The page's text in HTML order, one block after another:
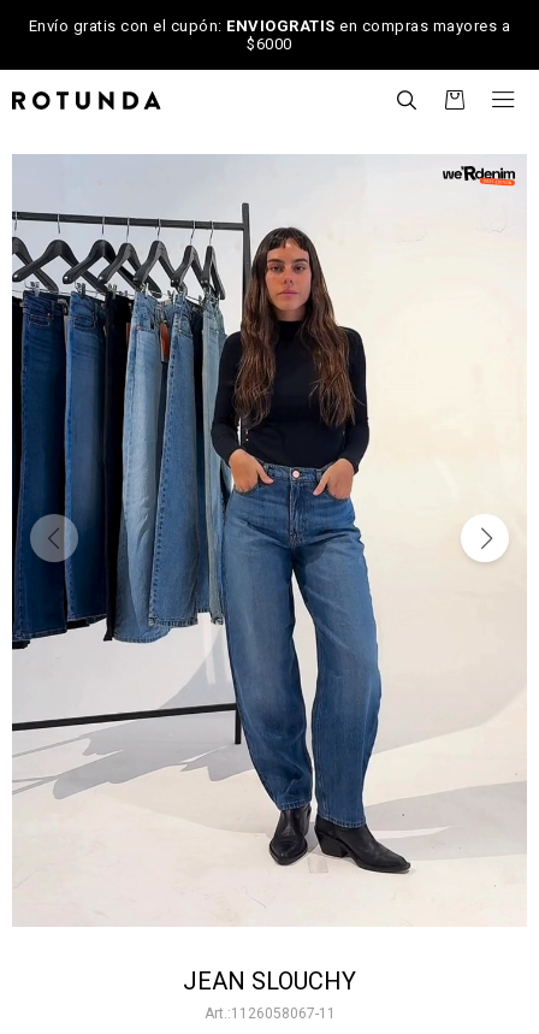
Envío gratis con el cupón: ENVIOGRATIS en compras mayores a
$6000

JEAN SLOUCHY
1126058067-11